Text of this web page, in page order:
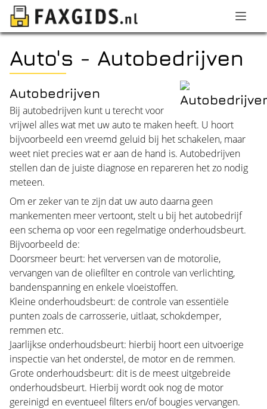
Auto's - Autobedrijven
Autobedrijven
Bij autobedrijven kunt u terecht voor
vrijwel alles wat met uw auto te maken heeft. U hoort
bijvoorbeeld een vreemd geluid bij het schakelen, maar
weet niet precies wat er aan de hand is. Autobedrijven
stellen dan de juiste diagnose en repareren het zo nodig
meteen.
Om er zeker van te zijn dat uw auto daarna geen
mankementen meer vertoont, stelt u bij het autobedrijf
een schema op voor een regelmatige onderhoudsbeurt.
Bijvoorbeeld de:
Doorsmeer beurt: het verversen van de motorolie,
vervangen van de oliefilter en controle van verlichting,
bandenspanning en enkele vloeistoffen.
Kleine onderhoudsbeurt: de controle van essentiële
punten zoals de carrosserie, uitlaat, schokdemper,
remmen etc.
Jaarlijkse onderhoudsbeurt: hierbij hoort een uitvoerige
inspectie van het onderstel, de motor en de remmen.
Grote onderhoudsbeurt: dit is de meest uitgebreide
onderhoudsbeurt. Hierbij wordt ook nog de motor
gereinigd en eventueel filters en/of bougies vervangen.